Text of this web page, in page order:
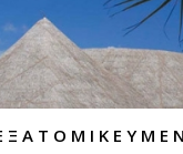
Ξ Α Τ Ο Μ Ι Κ Ε Υ Μ Ε Ν